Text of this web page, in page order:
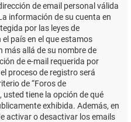
de email personal válida
información de su cuenta en
por las leyes de
país en el que estamos
allá de su nombre de
de e-mail requerida por
proceso de registro será
de “Foros de
usted tiene la opción de qué
exhibida. Además, en
activar o desactivar los emails